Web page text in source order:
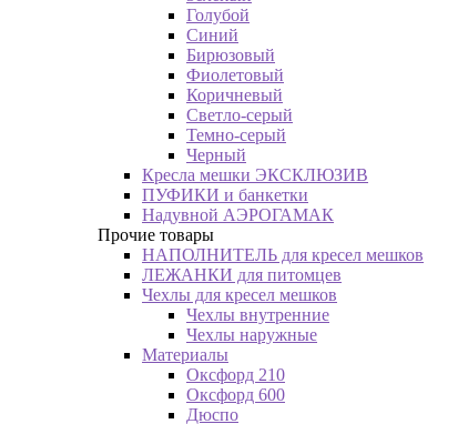
Голубой
Синий
Бирюзовый
Фиолетовый
Коричневый
Светло-серый
Темно-серый
Черный
Кресла мешки ЭКСКЛЮЗИВ
ПУФИКИ и банкетки
Надувной АЭРОГАМАК
Прочие товары
НАПОЛНИТЕЛЬ для кресел мешков
ЛЕЖАНКИ для питомцев
Чехлы для кресел мешков
Чехлы внутренние
Чехлы наружные
Материалы
Оксфорд 210
Оксфорд 600
Дюспо